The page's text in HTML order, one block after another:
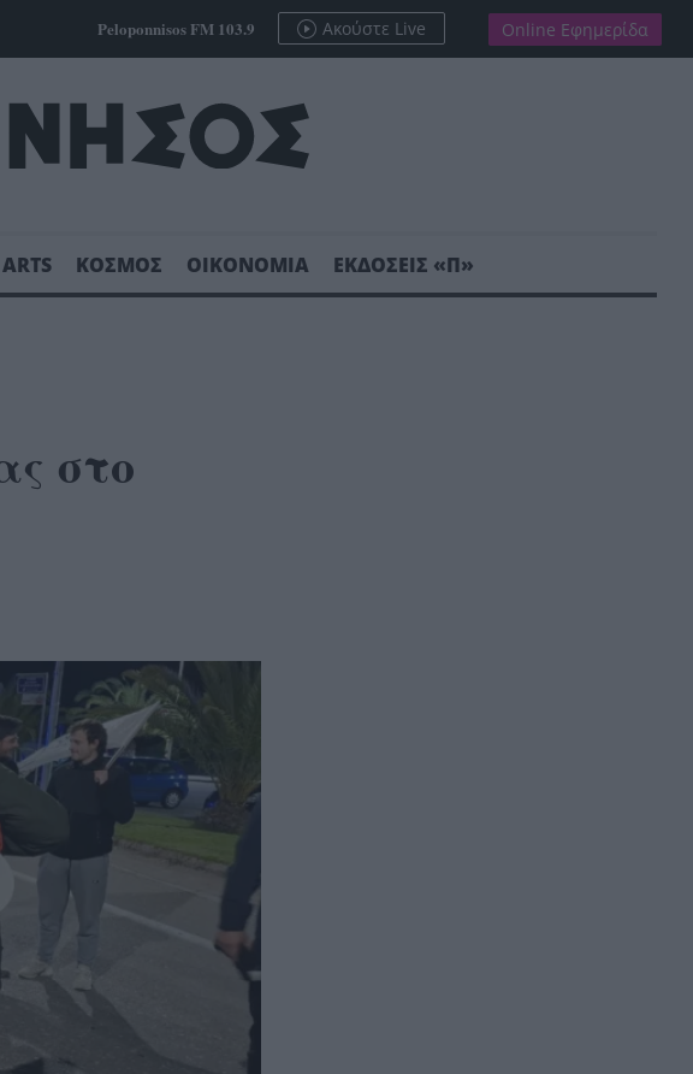
Peloponnisos FM 103.9 Ακούστε Live Online Εφημερίδα
ARTS ΚΟΣΜΟΣ ΟΙΚΟΝΟΜΙΑ ΕΚΔΟΣΕΙΣ «Π»
στο